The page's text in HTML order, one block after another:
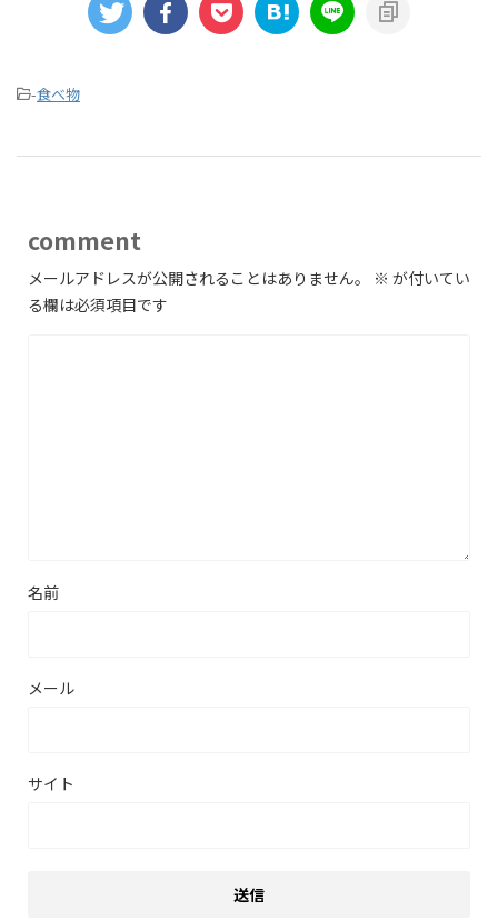
-食べ物
comment
メールアドレスが公開されることはありません。 ※ が付いてい
る欄は必須項目です
名前
メール
サイト